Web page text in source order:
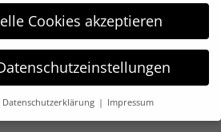
Cookies akzeptieren
Datenschutzerklärung Impressum